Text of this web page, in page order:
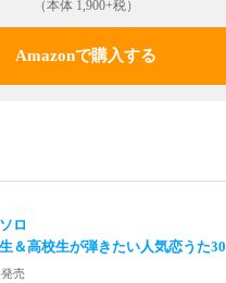
（本体 1,900+税）
Amazonで購入する
ロ
＆高校生が弾きたい人気恋うた30
売